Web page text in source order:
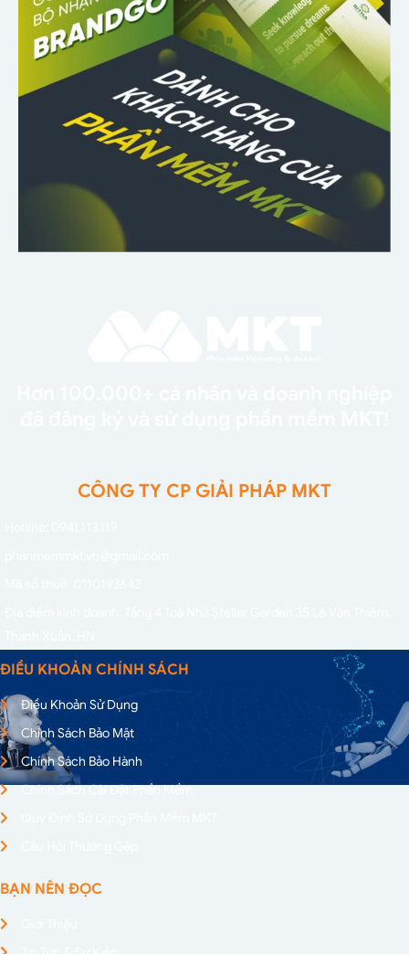
CÔNG TY CP GIẢI PHÁP MKT
ĐIỀU KHOẢN CHÍNH SÁCH
Điều Khoản Sử Dụng
Chính Sách Bảo Mật
Chính Sách Bảo Hành
Chính Sách Cài Đặt Phần Mềm
BẠN NÊN ĐỌC